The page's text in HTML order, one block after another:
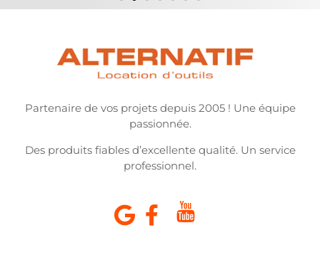
Partenaire de vos projets depuis 2005 ! Une équipe
passionnée.
Des produits fiables d’excellente qualité. Un service
professionnel.